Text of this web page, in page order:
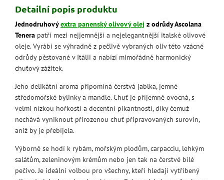
Detailní popis produktu
Jednodruhovýextra panenský olivový olej z odrůdy Ascolana
Tenera patří mezi nejjemnější a nejelegantnější italské olivové
oleje. Vyrábí se výhradně z pečlivě vybraných oliv této vzácné
odrůdy pěstované v Itálii a nabízí mimořádně harmonický
chuťový zážitek.
Jeho delikátní aroma připomíná čerstvá jablka, jemné
středomořské bylinky a mandle. Chuť je příjemně ovocná, s
velmi nízkou hořkostí a decentní pikantností, díky čemuž
nechává vyniknout přirozenou chuť připravovaných surovin,
aniž by je přebíjela.
Výborně se hodí k rybám, mořským plodům, carpacciu, lehkým
salátům, zeleninovým krémům nebo jen tak na čerstvé bílé
pečivo. Je ideální volbou pro všechny, kteří hledají vytříbený